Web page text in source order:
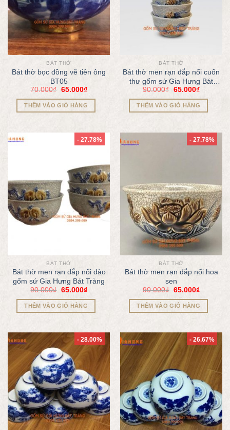
BÁT THỜ
Bát thờ bọc đồng vẽ tiên ông
BT05
70.000₫ 65.000₫
THÊM VÀO GIỎ HÀNG
BÁT THỜ
Bát thờ men rạn đắp nổi cuốn
thư gốm sứ Gia Hưng Bát
Tràng
90.000₫ 65.000₫
THÊM VÀO GIỎ HÀNG
- 27.78%
BÁT THỜ
Bát thờ men rạn đắp nổi đào
gốm sứ Gia Hưng Bát Tràng
90.000₫ 65.000₫
THÊM VÀO GIỎ HÀNG
- 27.78%
BÁT THỜ
Bát thờ men rạn đắp nổi hoa
sen
90.000₫ 65.000₫
THÊM VÀO GIỎ HÀNG
- 28.00% - 26.67%